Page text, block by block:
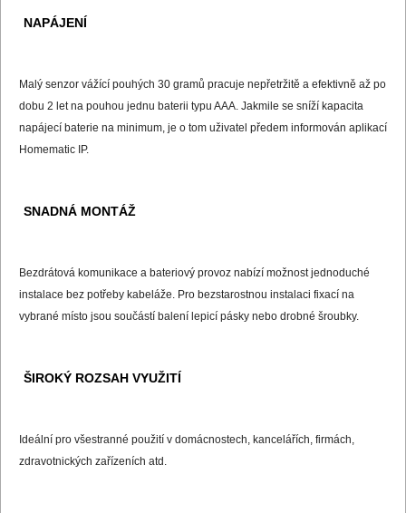
NAPÁJENÍ
Malý senzor vážící pouhých 30 gramů pracuje nepřetržitě a efektivně až po
dobu 2 let na pouhou jednu baterii typu AAA. Jakmile se sníží kapacita
napájecí baterie na minimum, je o tom uživatel předem informován aplikací
Homematic IP.
SNADNÁ MONTÁŽ
Bezdrátová komunikace a bateriový provoz nabízí možnost jednoduché
instalace bez potřeby kabeláže. Pro bezstarostnou instalaci fixací na
vybrané místo jsou součástí balení lepicí pásky nebo drobné šroubky.
ŠIROKÝ ROZSAH VYUŽITÍ
Ideální pro všestranné použití v domácnostech, kancelářích, firmách,
zdravotnických zařízeních atd.